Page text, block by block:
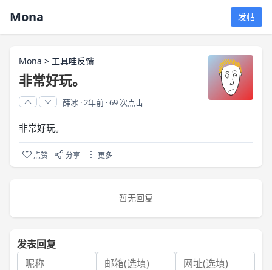
Mona 发帖
Mona > 工具哇反馈
非常好玩。
薛冰 ·2年前 ·69 次点击
非常好玩。
点赞 分享 更多
暂无回复
发表回复